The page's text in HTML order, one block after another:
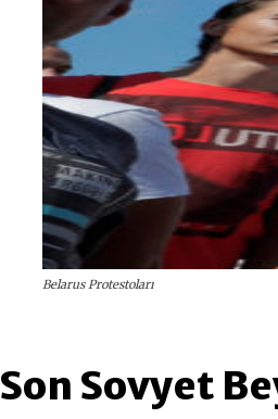
Belarus Protestoları
Son Sovyet